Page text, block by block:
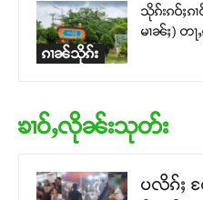
ၵၢၼ်သိုၵ်း
သိုၵ်းၵဝ်ႈၵ
မၢၼ်ႈ) တႃ
ၶၢဝ်ႇလိုၼ်းသုတ်း
ပလိၵ်ႈ